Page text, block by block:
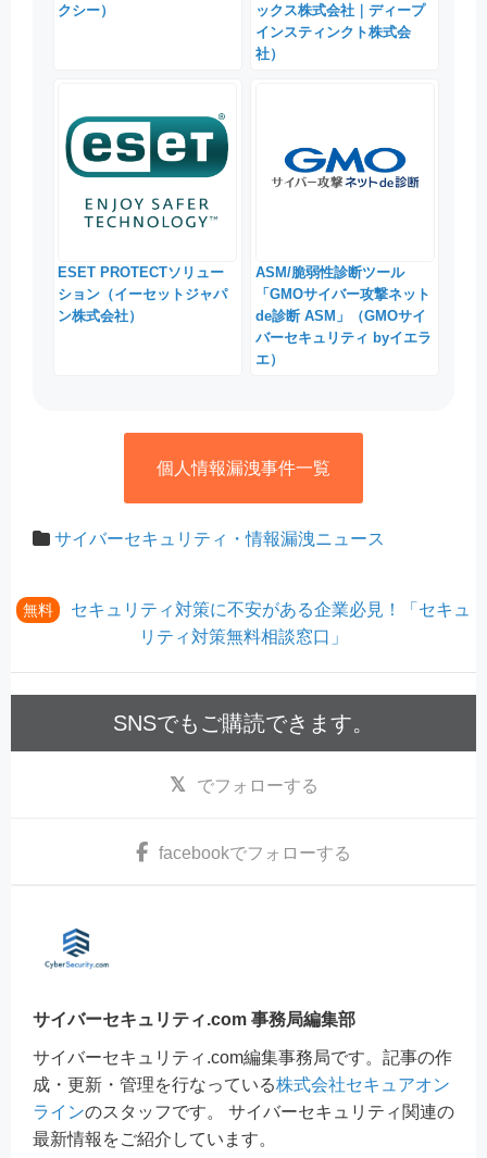
クシー）
ックス株式会社｜ディープ
インスティンクト株式会
社）
ESET PROTECTソリュー
ション（イーセットジャパ
ン株式会社）
ASM/脆弱性診断ツール
「GMOサイバー攻撃ネット
de診断 ASM」（GMOサイ
バーセキュリティ byイエラ
エ）
個人情報漏洩事件一覧
サイバーセキュリティ・情報漏洩ニュース
無料
セキュリティ対策に不安がある企業必見！「セキュ
リティ対策無料相談窓口」
SNSでもご購読できます。
でフォローする
facebookでフォローする
サイバーセキュリティ.com 事務局編集部
サイバーセキュリティ.com編集事務局です。記事の作
成・更新・管理を行なっている株式会社セキュアオン
ラインのスタッフです。 サイバーセキュリティ関連の
最新情報をご紹介しています。